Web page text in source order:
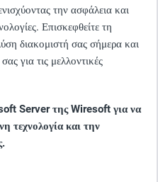
την ασφάλεια και
Επισκεφθείτε τη
διακομιστή σας σήμερα και
για τις μελλοντικές
Server της Wiresoft για να
τεχνολογία και την